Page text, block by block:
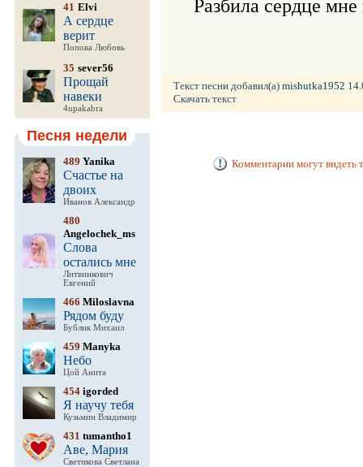
41 Elvi
А сердце
верит
Попова Любовь
35 sever56
Прощай
навеки
4upakabra
Песня недели
489 Yanika
Счастье на
двоих
Иванов Александр
480
Angelochek_ms
Слова
остались мне
Литвинкович
Евгений
466 Miloslavna
Рядом буду
Бублик Михаил
459 Manyka
Небо
Цой Анита
454 igorded
Я научу тебя
Кузьмин Владимир
431 tumantho1
Аве, Мария
Светикова Светлана
Текст песни добавил(а) mishutka1952
Скачать текст
Комментарии могут видеть